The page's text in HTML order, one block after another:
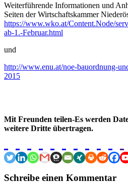
Weiterführende Informationen und
Seiten der Wirtschaftskammer
https://www.wko.at/Content.Node/
ab-1.-Februar.html
und
http://www.enu.at/noe-bauordnung-
2015
Mit Freunden teilen-Es werden
weitere Dritte übertragen.
Schreibe einen Kommentar